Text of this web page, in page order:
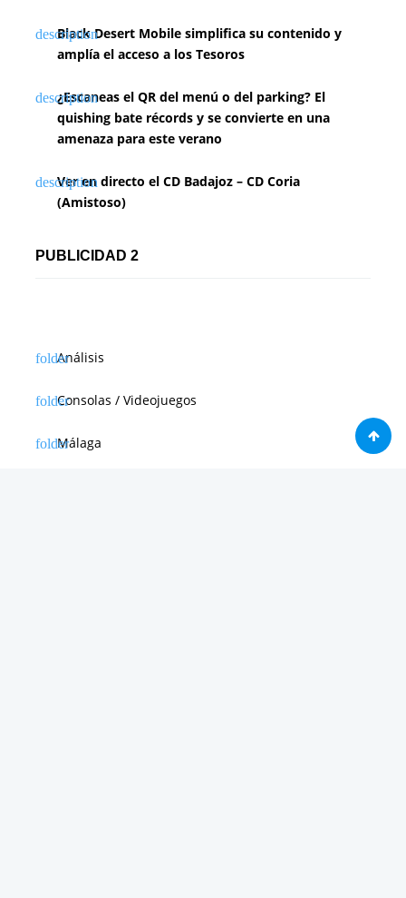
Black Desert Mobile simplifica su contenido y
amplía el acceso a los Tesoros
¿Escaneas el QR del menú o del parking? El
quishing bate récords y se convierte en una
amenaza para este verano
Ver en directo el CD Badajoz – CD Coria
(Amistoso)
PUBLICIDAD 2
Análisis
Consolas / Videojuegos
Málaga